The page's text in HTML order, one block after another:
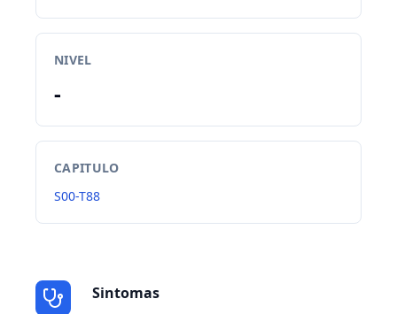
NIVEL
-
CAPITULO
S00-T88
Sintomas